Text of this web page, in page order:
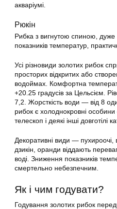
акваріумі.
Рюкін
Рибка з вигнутою спиною, дуже
показників температур,
Усі різновиди золотих рибок
просторих відкритих або
водоймах. Комфортна
+20.25 градусів за Цельсієм.
7,2. Жорсткість води — від 8
рибок є холоднокровні
телескоп і деякі інші довготілі
Декоративні види — пухироочі,
дзикін, оранди віддають
воді. Зниження показників
смертельно небезпечним.
Як і чим годувати?
Годування золотих рибок